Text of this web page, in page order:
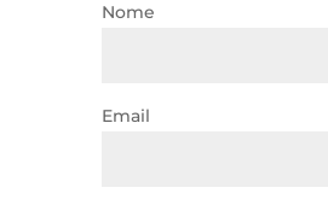
Nome
Email